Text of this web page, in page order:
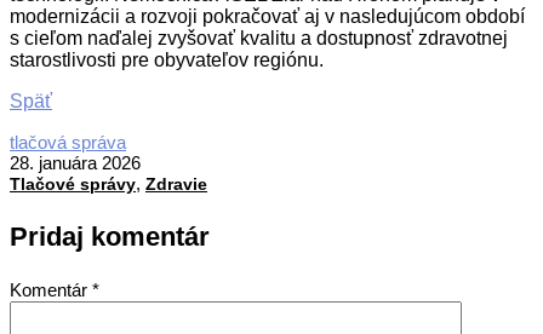
modernizácii a rozvoji pokračovať aj v nasledujúcom období
s cieľom naďalej zvyšovať kvalitu a dostupnosť zdravotnej
starostlivosti pre obyvateľov regiónu.
Späť
2026-
01-
28
tlačová správa
28. januára 2026
Tlačové správy, Zdravie
Pridaj komentár
Komentár *